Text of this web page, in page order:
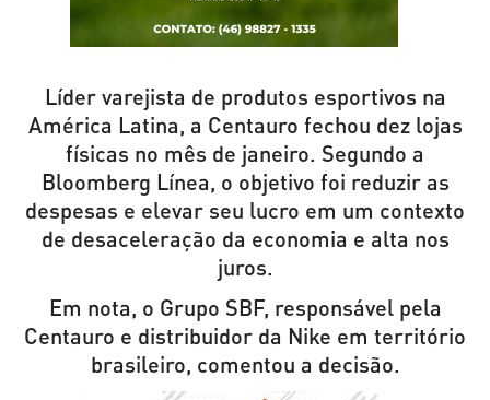
Líder varejista de produtos esportivos na
América Latina, a Centauro fechou dez lojas
físicas no mês de janeiro. Segundo a
Bloomberg Línea, o objetivo foi reduzir as
despesas e elevar seu lucro em um contexto
de desaceleração da economia e alta nos
juros.
Em nota, o Grupo SBF, responsável pela
Centauro e distribuidor da Nike em território
brasileiro, comentou a decisão.